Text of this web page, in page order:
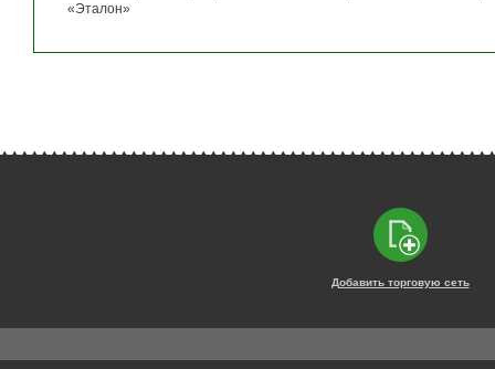
«Эталон»
Добавить торговую сеть